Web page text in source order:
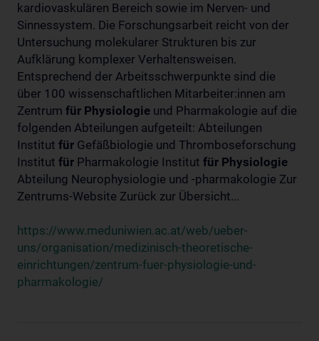
kardiovaskulären Bereich sowie im Nerven- und
Sinnessystem. Die Forschungsarbeit reicht von der
Untersuchung molekularer Strukturen bis zur
Aufklärung komplexer Verhaltensweisen.
Entsprechend der Arbeitsschwerpunkte sind die
über 100 wissenschaftlichen Mitarbeiter:innen am
Zentrum für Physiologie und Pharmakologie auf die
folgenden Abteilungen aufgeteilt: Abteilungen
Institut für Gefäßbiologie und Thromboseforschung
Institut für Pharmakologie Institut für Physiologie
Abteilung Neurophysiologie und -pharmakologie Zur
Zentrums-Website Zurück zur Übersicht...
https://www.meduniwien.ac.at/web/ueber-
uns/organisation/medizinisch-theoretische-
einrichtungen/zentrum-fuer-physiologie-und-
pharmakologie/